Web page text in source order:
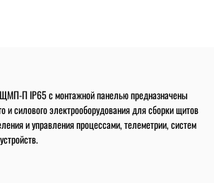
П IP65 с монтажной панелью предназначены
и силового электрооборудования для сборки щитов
и управления процессами, телеметрии, систем